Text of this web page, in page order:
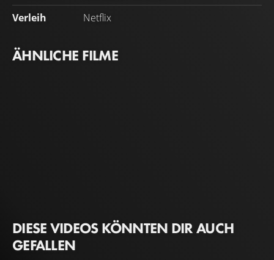
Verleih
Netflix
ÄHNLICHE FILME
DIESE VIDEOS KÖNNTEN DIR AUCH
GEFALLEN